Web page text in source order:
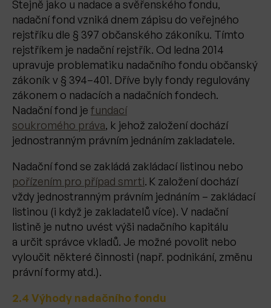
Stejně jako u nadace a svěřenského fondu,
nadační fond vzniká dnem zápisu do veřejného
rejstříku dle § 397 občanského zákoníku. Tímto
rejstříkem je nadační rejstřík. Od ledna 2014
upravuje problematiku nadačního fondu občanský
zákoník v § 394–401. Dříve byly fondy regulovány
zákonem o nadacích a nadačních fondech.
Nadační fond je fundací
soukromého práva, k jehož založení dochází
jednostranným právním jednáním zakladatele.
Nadační fond se zakládá zakládací listinou nebo
pořízením pro případ smrti. K založení dochází
vždy jednostranným právním jednáním – zakládací
listinou (i když je zakladatelů více). V nadační
listině je nutno uvést výši nadačního kapitálu
a určit správce vkladů. Je možné povolit nebo
vyloučit některé činnosti (např. podnikání, změnu
právní formy atd.).
2.4 Výhody nadačního fondu